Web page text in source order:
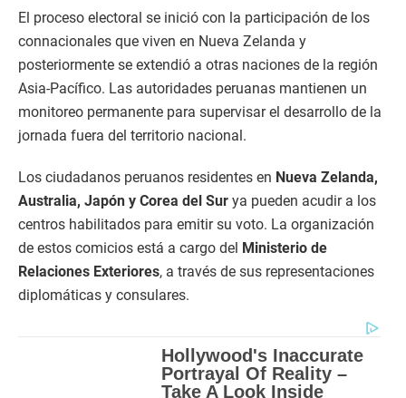
El proceso electoral se inició con la participación de los
connacionales que viven en Nueva Zelanda y
posteriormente se extendió a otras naciones de la región
Asia-Pacífico. Las autoridades peruanas mantienen un
monitoreo permanente para supervisar el desarrollo de la
jornada fuera del territorio nacional.
Los ciudadanos peruanos residentes en Nueva Zelanda,
Australia, Japón y Corea del Sur ya pueden acudir a los
centros habilitados para emitir su voto. La organización
de estos comicios está a cargo del Ministerio de
Relaciones Exteriores, a través de sus representaciones
diplomáticas y consulares.